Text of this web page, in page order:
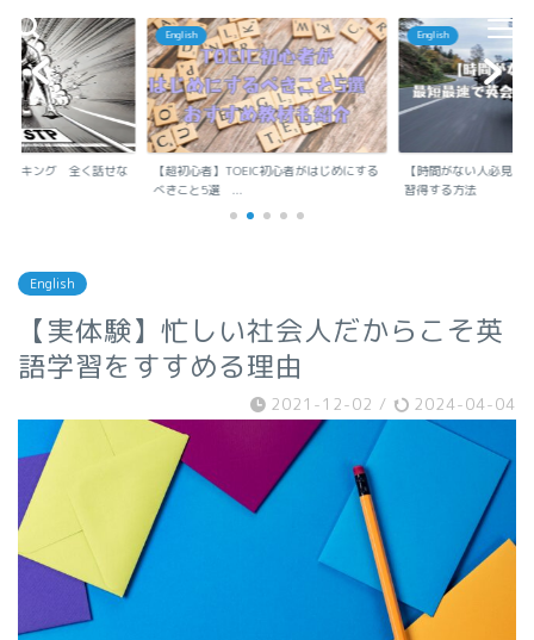
ンキング 全く話せな
English
【超初心者】TOEIC初心者がはじめにする
べきこと5選 ...
English
【時間がない人必見】
習得する方法
English
【実体験】忙しい社会人だからこそ英
語学習をすすめる理由
2021-12-02 / 2024-04-04